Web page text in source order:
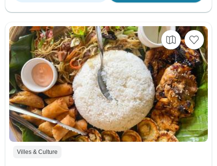
Villes & Culture